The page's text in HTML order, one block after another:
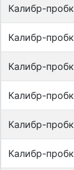
Калибр-
Калибр-
Калибр-
Калибр-
Калибр-
Калибр-